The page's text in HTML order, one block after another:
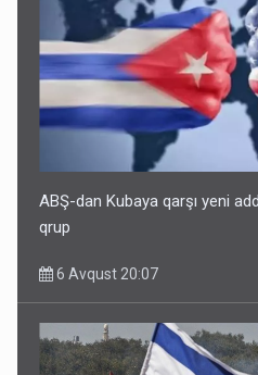
ABŞ-dan Kubaya qarşı yeni
qrup
6 Avqust 20:07